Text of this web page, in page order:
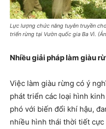
Lực lượng chức năng tuyên truyền
triển rừng tại Vườn quốc gia Ba Vì.
Nhiều giải pháp làm giàu
Việc làm giàu rừng có ý
phát triển các loại hình
phó với biến đổi khí hậu,
nhiều hình thái thời tiết